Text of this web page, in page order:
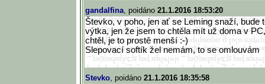
gandalfina, poidáno 21.1.2016 18:53:20
Števko, v poho, jen ať se Leming snaží, bude
výtka, jen že jsem to chtěla mít už doma v
chtěl, je to prostě menší :-)
Slepovací softík žel nemám, to se omlouvám
Stevko, poidáno 21.1.2016 18:35:58